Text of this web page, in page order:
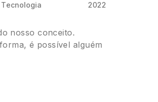
Tecnologia
2022
nosso conceito.
é possível alguém